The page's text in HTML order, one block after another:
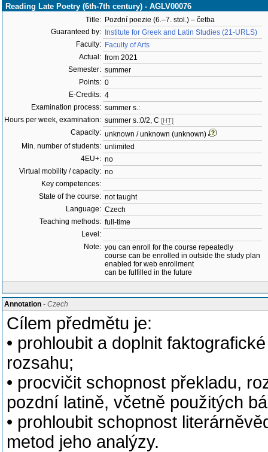
Reading Late Poetry (6th-7th century) - AGLV00076
Title: Pozdní poezie (6.–7. stol.) – četba
Guaranteed by:
Institute for Greek and Latin Studies (21-URLS)
Faculty: Faculty of Arts
Actual: from 2021
Semester: summer
Points: 0
E-Credits: 4
Examination process: summer s.:
Hours per week, examination: summer s.:0/2, C [HT]
Capacity: unknown / unknown (unknown)
Min. number of students: unlimited
4EU+: no
Virtual mobility / capacity: no
Key competences:
State of the course: not taught
Language: Czech
Teaching methods: full-time
Level:
Note: you can enroll for the course repeatedly
course can be enrolled in outside the study plan
enabled for web enrollment
can be fulfilled in the future
Annotation - Czech
Cílem předmětu je:
• prohloubit a doplnit
rozsahu;
• procvičit schopnost překladu,
pozdní latině, včetně použitých
• prohloubit schopnost
metod jeho analýzy.